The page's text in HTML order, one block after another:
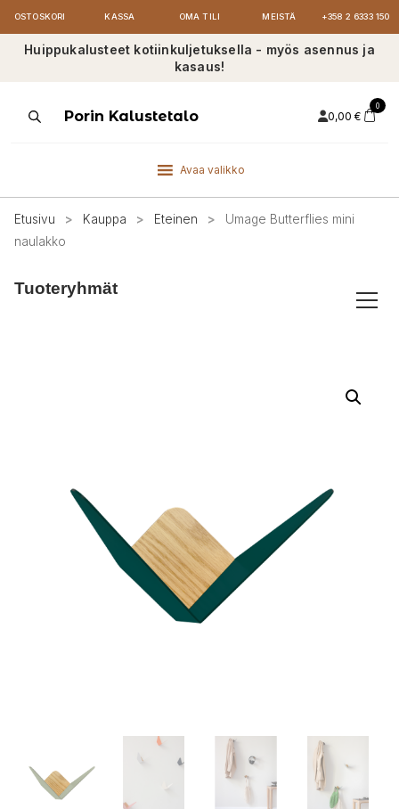
OSTOSKORI KASSA OMA TILI MEISTÄ +358 2 6333 150
Huippukalusteet kotiinkuljetuksella - myös asennus ja
kasaus!
ProductsPorin Kalustetalo 0,00 €
0
Avaa valikko
Etusivu > Kauppa > Eteinen >
Umage Butterflies mini
naulakko
Tuoteryhmät